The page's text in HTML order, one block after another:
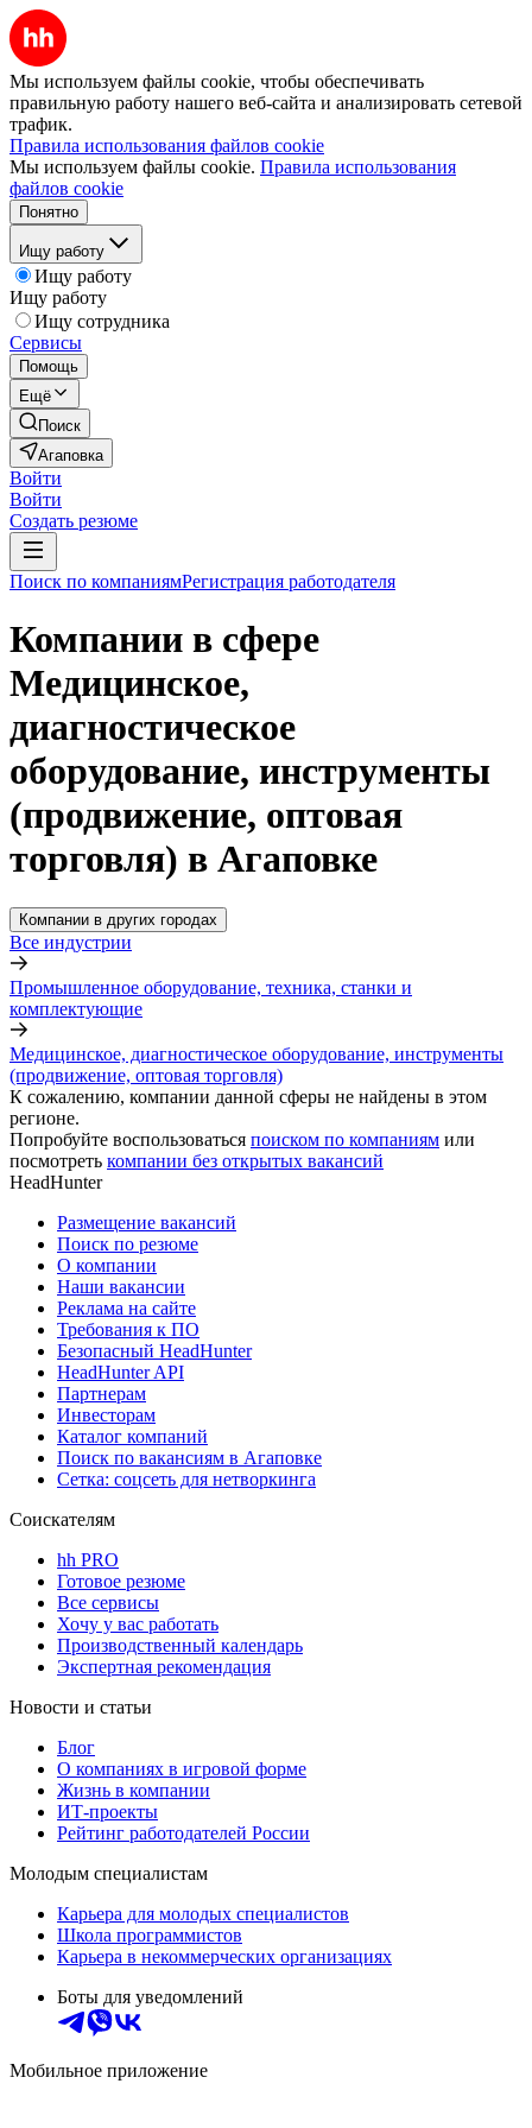
Мы используем файлы cookie, чтобы обеспечивать
правильную работу нашего веб-сайта и анализировать сетевой
трафик.
Правила использования файлов cookie
Мы используем файлы cookie. Правила использования
файлов cookie
Понятно
Ищу работу
Ищу работу
Ищу работу
Ищу сотрудника
Сервисы
Помощь
Ещё
Поиск
Агаповка
Войти
Войти
Создать резюме
Поиск по компаниямРегистрация работодателя
Компании в сфере
Медицинское,
диагностическое
оборудование, инструменты
(продвижение, оптовая
торговля) в Агаповке
Компании в других городах
Все индустрии
Промышленное оборудование, техника, станки и
комплектующие
Медицинское, диагностическое оборудование, инструменты
(продвижение, оптовая торговля)
К сожалению, компании данной сферы не найдены в этом
регионе.
Попробуйте воспользоваться поиском по компаниям или
посмотреть компании без открытых вакансий
HeadHunter
Размещение вакансий
Поиск по резюме
О компании
Наши вакансии
Реклама на сайте
Требования к ПО
Безопасный HeadHunter
HeadHunter API
Партнерам
Инвесторам
Каталог компаний
Поиск по вакансиям в Агаповке
Сетка: соцсеть для нетворкинга
Соискателям
hh PRO
Готовое резюме
Все сервисы
Хочу у вас работать
Производственный календарь
Экспертная рекомендация
Новости и статьи
Блог
О компаниях в игровой форме
Жизнь в компании
ИТ-проекты
Рейтинг работодателей России
Молодым специалистам
Карьера для молодых специалистов
Школа программистов
Карьера в некоммерческих организациях
Боты для уведомлений
Мобильное приложение